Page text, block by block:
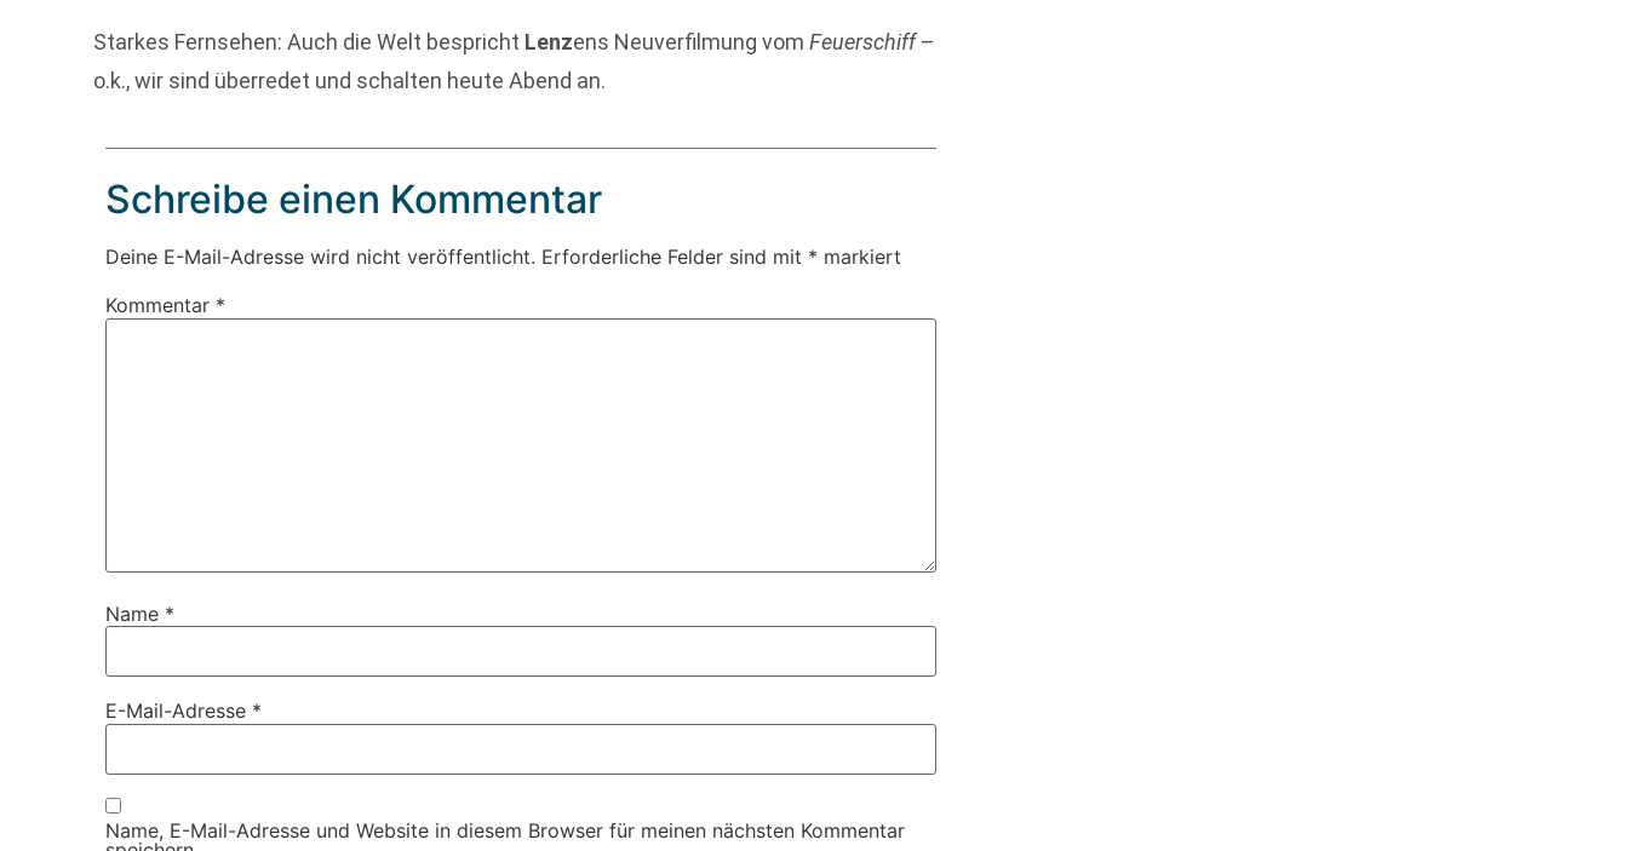
Starkes Fernsehen: Auch die Welt bespricht Lenzens Neuverfilmung vomFeuerschiff–
o.k., wir sind überredet und schalten heute Abend an.
Schreibe einen Kommentar
Deine E-Mail-Adresse wird nicht veröffentlicht. Erforderliche Felder sind mit * markiert
Kommentar *
Name *
E-Mail-Adresse *
Name, E-Mail-Adresse und Website in diesem Browser für meinen nächsten Kommentar